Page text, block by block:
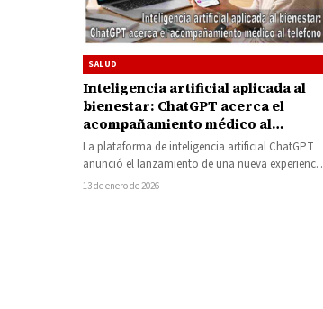
SALUD
Inteligencia artificial aplicada al
bienestar: ChatGPT acerca el
acompañamiento médico al
teléfono
La plataforma de inteligencia artificial ChatGPT
anunció el lanzamiento de una nueva experiencia
digital enfocada exclusivamente en el bienestar,
13 de enero de 2026